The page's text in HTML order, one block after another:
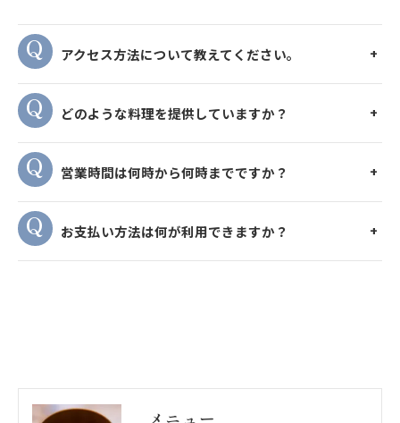
アクセス方法について教えてください。
どのような料理を提供していますか？
営業時間は何時から何時までですか？
お支払い方法は何が利用できますか？
メニュー